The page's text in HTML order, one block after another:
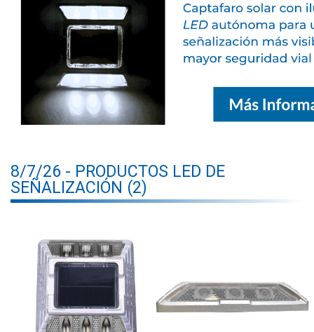
8/7/26 - PRODUCTOS LED DE
SEÑALIZACIÓN (2)